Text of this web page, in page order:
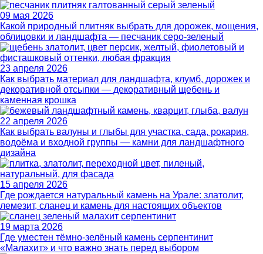
09 мая 2026
Какой природный плитняк выбрать для дорожек, мощения,
облицовки и ландшафта — песчаник серо-зеленый
23 апреля 2026
Как выбрать материал для ландшафта, клумб, дорожек и
декоративной отсыпки — декоративный щебень и
каменная крошка
22 апреля 2026
Как выбрать валуны и глыбы для участка, сада, рокария,
водоёма и входной группы — камни для ландшафтного
дизайна
15 апреля 2026
Где рождается натуральный камень на Урале: златолит,
лемезит, сланец и камень для настоящих объектов
19 марта 2026
Где уместен тёмно-зелёный камень серпентинит
«Малахит» и что важно знать перед выбором